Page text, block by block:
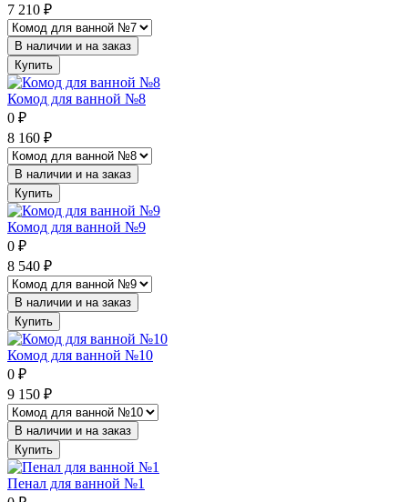
7 210 ₽
В наличии и на заказ
Купить
Комод для ванной №8
0 ₽
8 160 ₽
В наличии и на заказ
Купить
Комод для ванной №9
0 ₽
8 540 ₽
В наличии и на заказ
Купить
Комод для ванной №10
0 ₽
9 150 ₽
В наличии и на заказ
Купить
Пенал для ванной №1